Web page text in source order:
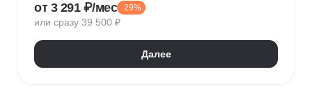
Искусственный интеллект
Машинное обучение
Создание контента
от 3 291 ₽/мес -29%
или сразу 39 500 ₽
Далее